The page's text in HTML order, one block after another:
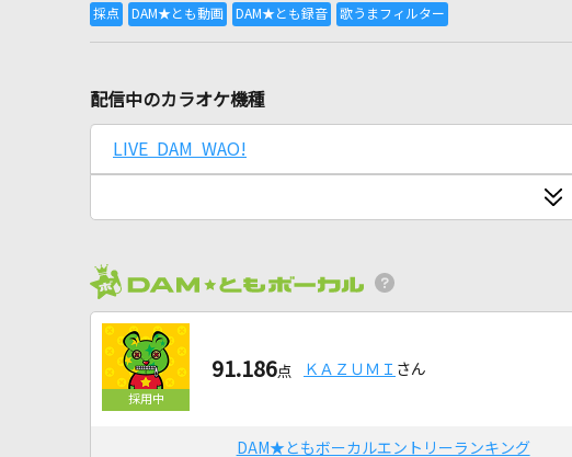
配信中のカラオケ機種
LIVE DAM WAO!
91.186点 ＫＡＺＵＭＩ さん
DAM★ともボーカルエントリーランキング